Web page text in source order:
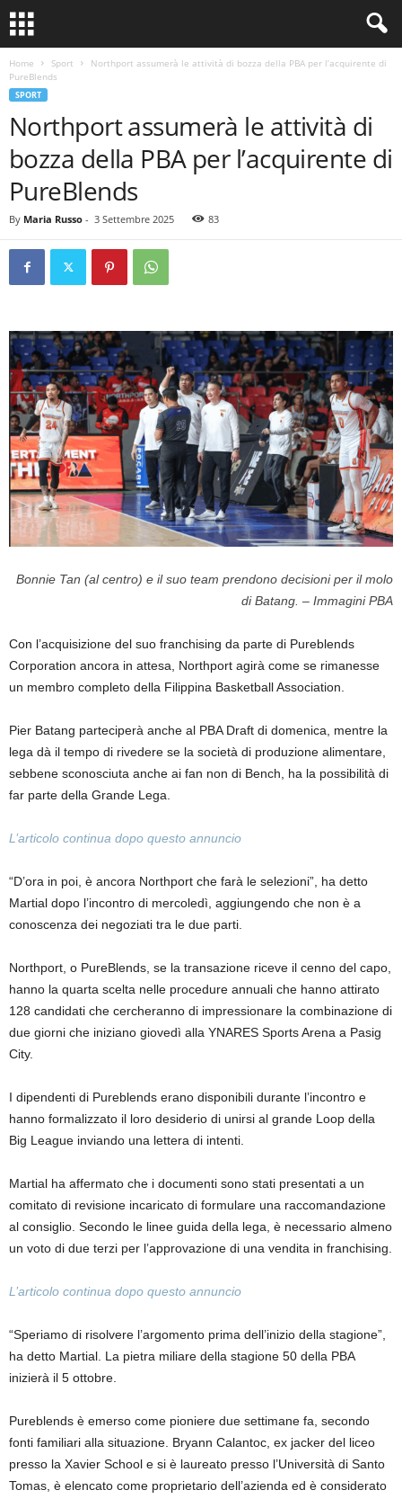
Home Sport
Northport assumerà le attività di bozza della PBA per l’acquirente di
PureBlends
SPORT
Northport assumerà le attività di
bozza della PBA per l’acquirente di
PureBlends
By Maria Russo - 3 Settembre 2025 83
Bonnie Tan (al centro) e il suo team prendono decisioni per il molo
di Batang. – Immagini PBA
Con l’acquisizione del suo franchising da parte di Pureblends
Corporation ancora in attesa, Northport agirà come se rimanesse
un membro completo della Filippina Basketball Association.
Pier Batang parteciperà anche al PBA Draft di domenica, mentre la
lega dà il tempo di rivedere se la società di produzione alimentare,
sebbene sconosciuta anche ai fan non di Bench, ha la possibilità di
far parte della Grande Lega.
L’articolo continua dopo questo annuncio
“D’ora in poi, è ancora Northport che farà le selezioni”, ha detto
Martial dopo l’incontro di mercoledì, aggiungendo che non è a
conoscenza dei negoziati tra le due parti.
Northport, o PureBlends, se la transazione riceve il cenno del capo,
hanno la quarta scelta nelle procedure annuali che hanno attirato
128 candidati che cercheranno di impressionare la combinazione di
due giorni che iniziano giovedì alla YNARES Sports Arena a Pasig
City.
I dipendenti di Pureblends erano disponibili durante l’incontro e
hanno formalizzato il loro desiderio di unirsi al grande Loop della
Big League inviando una lettera di intenti.
Martial ha affermato che i documenti sono stati presentati a un
comitato di revisione incaricato di formulare una raccomandazione
al consiglio. Secondo le linee guida della lega, è necessario almeno
un voto di due terzi per l’approvazione di una vendita in franchising.
L’articolo continua dopo questo annuncio
“Speriamo di risolvere l’argomento prima dell’inizio della stagione”,
ha detto Martial. La pietra miliare della stagione 50 della PBA
inizierà il 5 ottobre.
Pureblends è emerso come pioniere due settimane fa, secondo
fonti familiari alla situazione. Bryann Calantoc, ex jacker del liceo
presso la Xavier School e si è laureato presso l’Università di Santo
Tomas, è elencato come proprietario dell’azienda ed è considerato